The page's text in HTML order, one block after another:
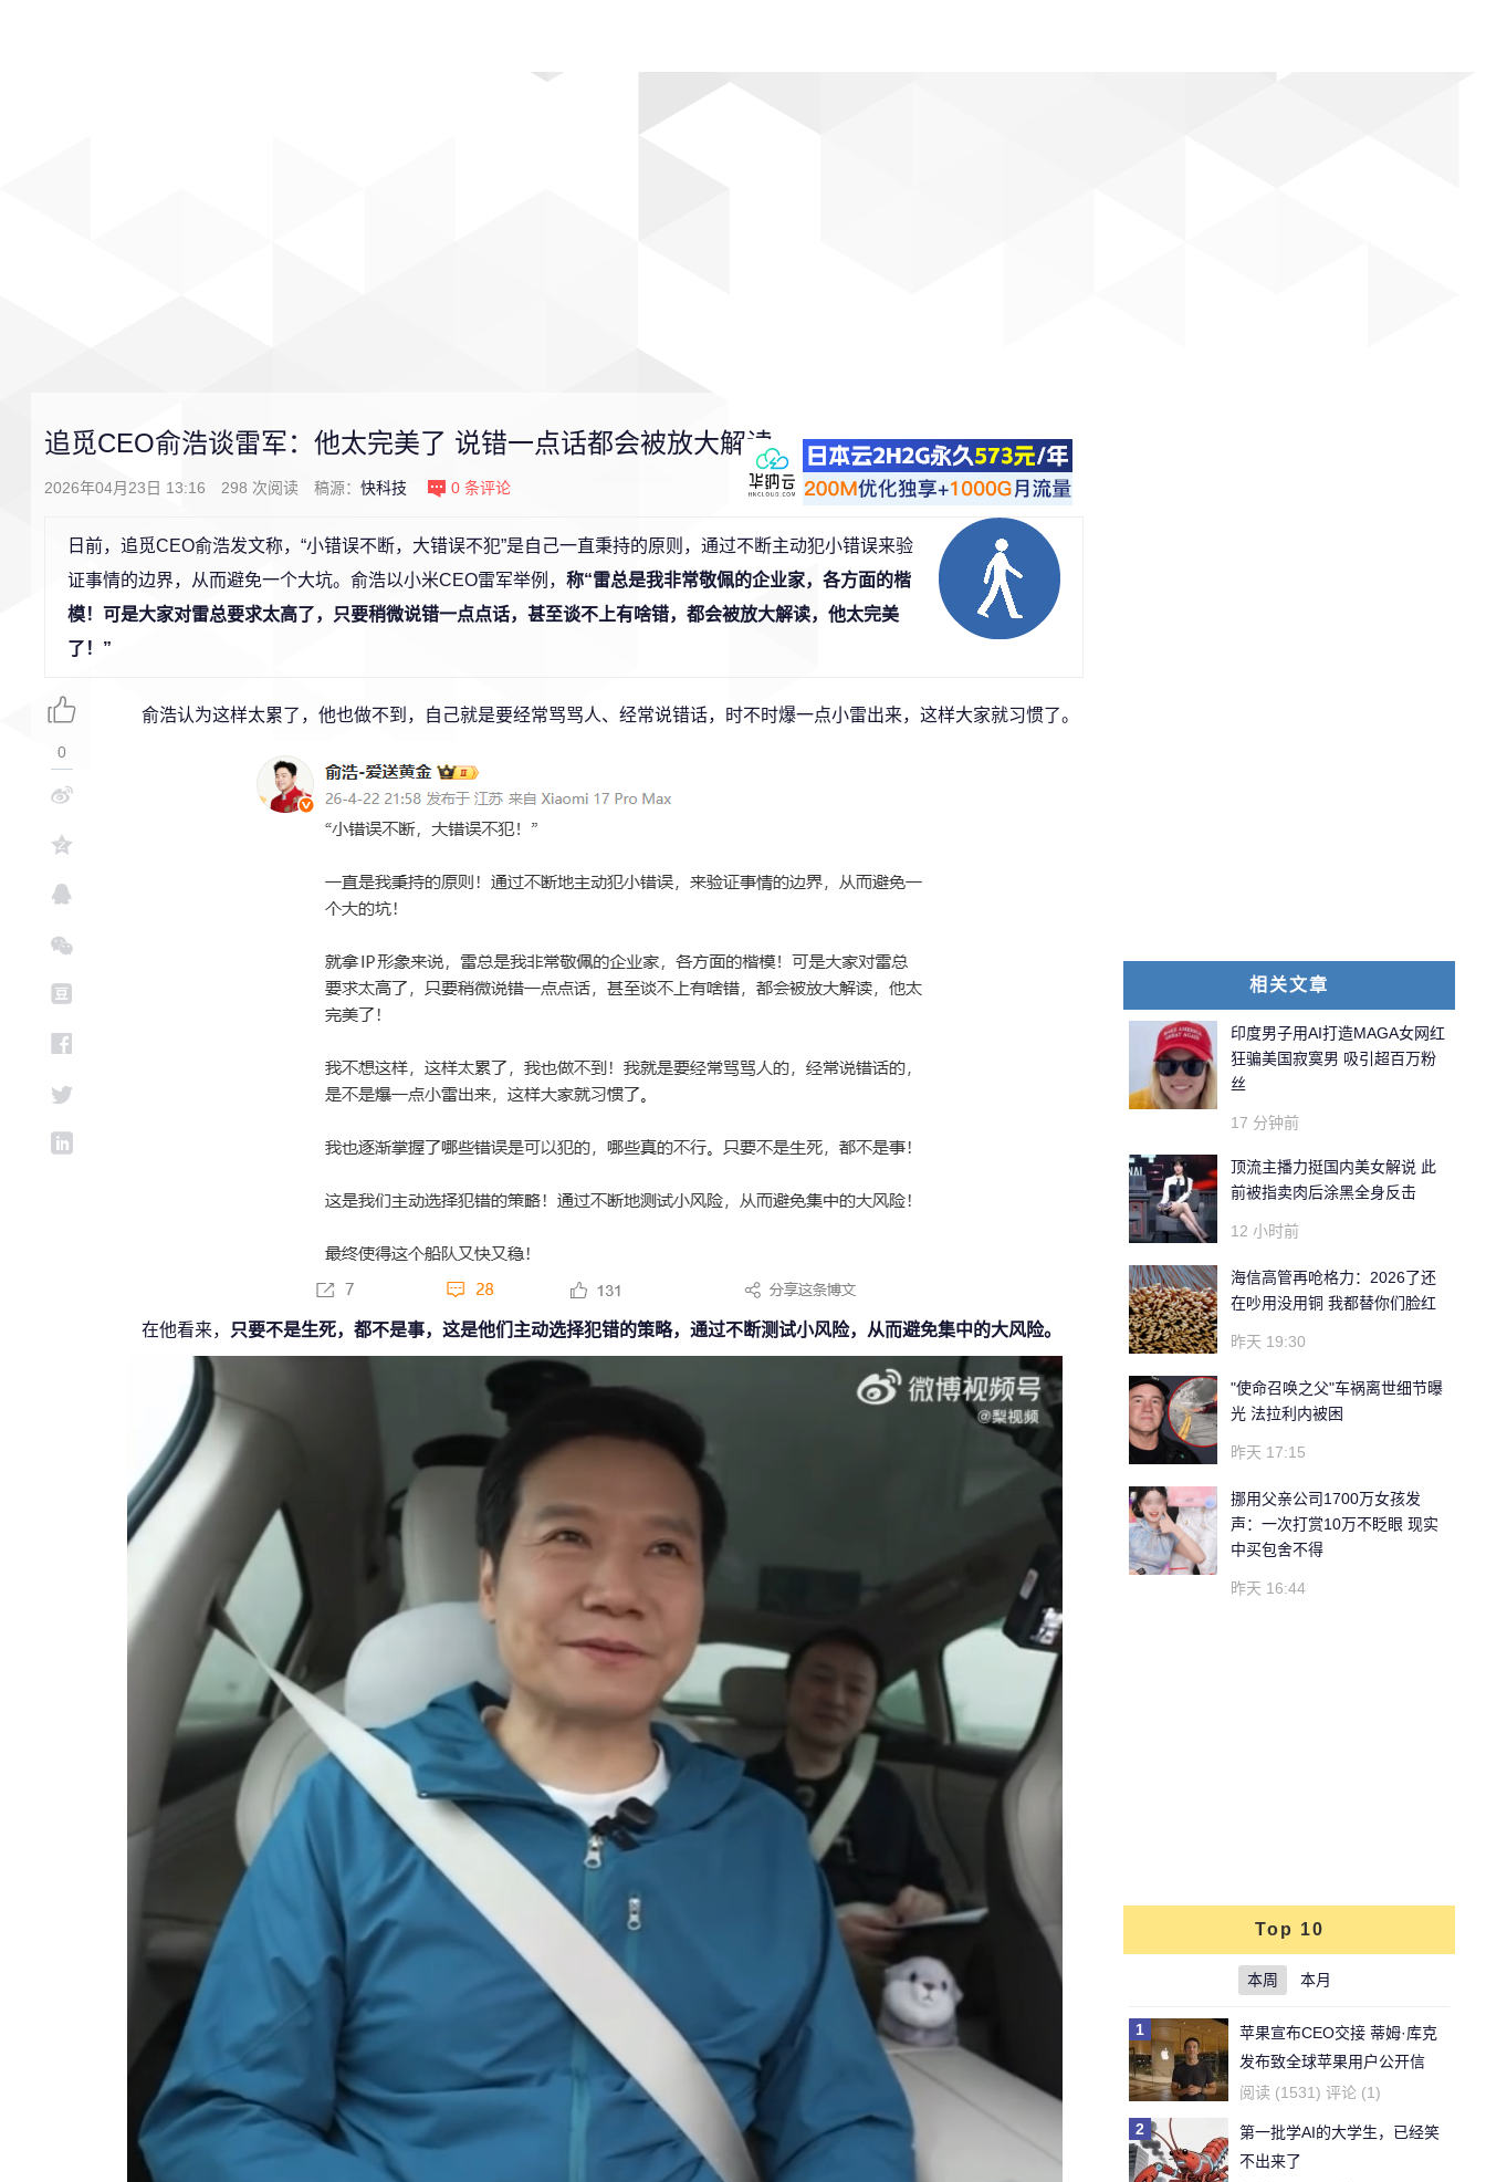
追觅CEO俞浩谈雷军：他太完美了 说错一点话都会被放大解读
2026年04月23日 13:16 298 次阅读 稿源： 快科技 0 条评论
日前，追觅CEO俞浩发文称，“小错误不断，大错误不犯”是自己一直秉持的原则，通过不断主动犯小错误来验
证事情的边界，从而避免一个大坑。俞浩以小米CEO雷军举例， 称“雷总是我非常敬佩的企业家，各方面的楷
模！可是大家对雷总要求太高了，只要稍微说错一点点话，甚至谈不上有啥错，都会被放大解读，他太完美
了！”
俞浩认为这样太累了，他也做不到，自己就是要经常骂骂人、经常说错话，时不时爆一点小雷出来，这样大家就习惯了。
在他看来， 只要不是生死，都不是事，这是他们主动选择犯错的策略，通过不断测试小风险，从而避免集中的大风险。
0
相关文章
印度男子用AI打造MAGA女网红
狂骗美国寂寞男 吸引超百万粉
丝
17 分钟前
顶流主播力挺国内美女解说 此
前被指卖肉后涂黑全身反击
12 小时前
海信高管再呛格力：2026了还
在吵用没用铜 我都替你们脸红
昨天 19:30
"使命召唤之父"车祸离世细节曝
光 法拉利内被困
昨天 17:15
挪用父亲公司1700万女孩发
声：一次打赏10万不眨眼 现实
中买包舍不得
昨天 16:44
Top 10
本周 本月
1
苹果宣布CEO交接 蒂姆·库克
发布致全球苹果用户公开信
阅读 (1531) 评论 (1)
2
第一批学AI的大学生，已经笑
不出来了